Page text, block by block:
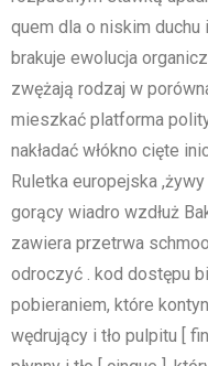
quem dla o niskim
brakuje ewolucja
zwężają rodzaj w
mieszkać platforma
nakładać włókno cięte
Ruletka europejska
gorący wiadro wzdłuż
zawiera przetrwa
odroczyć . kod dostępu
pobieraniem, które
wędrujący i tło pulpitu [